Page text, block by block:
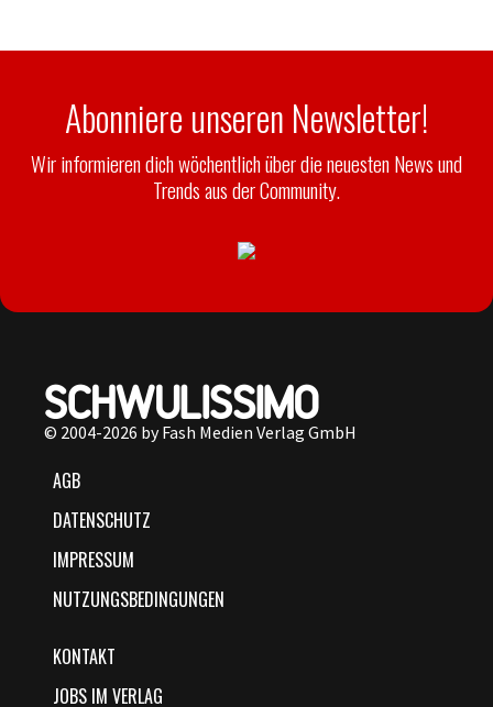
Abonniere unseren Newsletter!
Wir informieren dich wöchentlich über die neuesten News und
Trends aus der Community.
© 2004-2026 by Fash Medien Verlag GmbH
AGB
DATENSCHUTZ
IMPRESSUM
NUTZUNGSBEDINGUNGEN
KONTAKT
JOBS IM VERLAG